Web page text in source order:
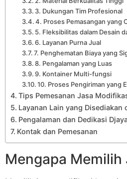
3. Dukungan Tim Profesional
4. Proses Pemasangan yang
5. Fleksibilitas dalam Desain
6. Layanan Purna Jual
7. Penghematan Biaya yang
8. Pengalaman yang Luas
9. Kontainer Multi-fungsi
10. Proses Pengiriman yang
Tips Pemesanan Jasa
Layanan Lain yang Disediakan
Pengalaman dan Dedikasi
Kontak dan Pemesanan
Mengapa